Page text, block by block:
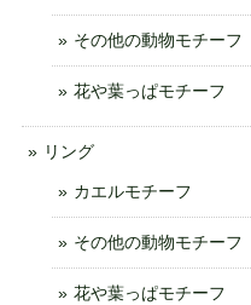
その他の動物モチーフ
花や葉っぱモチーフ
リング
カエルモチーフ
その他の動物モチーフ
花や葉っぱモチーフ